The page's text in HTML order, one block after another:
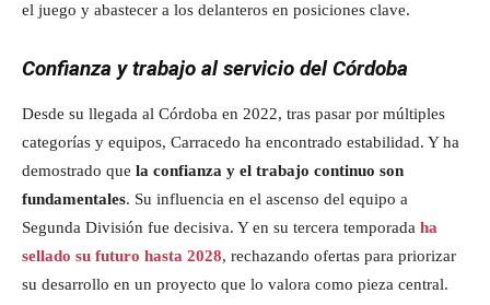
el juego y abastecer a los delanteros en posiciones clave.
Confianza y trabajo al servicio del Córdoba
Desde su llegada al Córdoba en 2022, tras pasar por múltiples
categorías y equipos, Carracedo ha encontrado estabilidad. Y ha
demostrado que la confianza y el trabajo continuo son
fundamentales. Su influencia en el ascenso del equipo a
Segunda División fue decisiva. Y en su tercera temporada ha
sellado su futuro hasta 2028, rechazando ofertas para priorizar
su desarrollo en un proyecto que lo valora como pieza central.